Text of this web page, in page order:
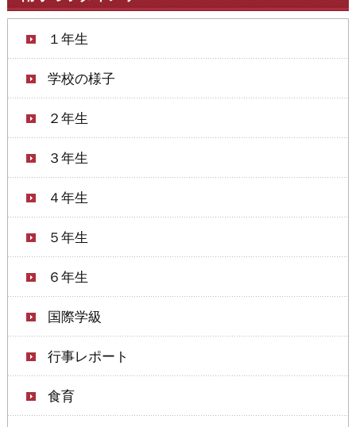
１年生
学校の様子
２年生
３年生
４年生
５年生
６年生
国際学級
行事レポート
食育